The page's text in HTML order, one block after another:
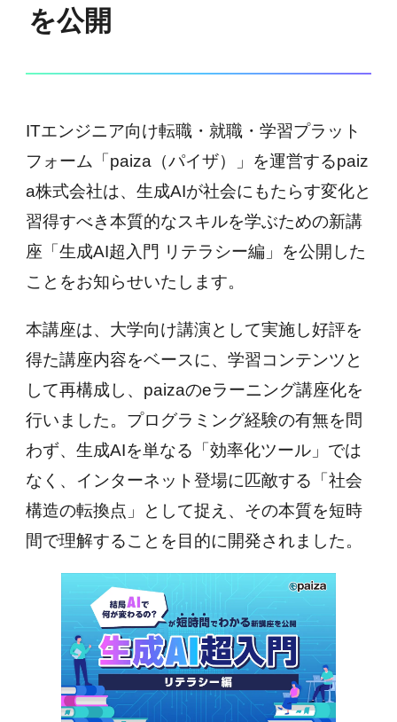
を公開
ITエンジニア向け転職・就職・学習プラット
フォーム「paiza（パイザ）」を運営するpaiz
a株式会社は、生成AIが社会にもたらす変化と
習得すべき本質的なスキルを学ぶための新講
座「生成AI超入門 リテラシー編」を公開した
ことをお知らせいたします。
本講座は、大学向け講演として実施し好評を
得た講座内容をベースに、学習コンテンツと
して再構成し、paizaのeラーニング講座化を
行いました。プログラミング経験の有無を問
わず、生成AIを単なる「効率化ツール」では
なく、インターネット登場に匹敵する「社会
構造の転換点」として捉え、その本質を短時
間で理解することを目的に開発されました。